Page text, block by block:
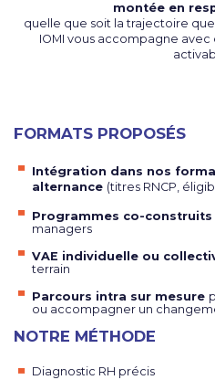
montée en
quelle que soit la trajectoire
IOMI vous accompagne
FORMATS PROPOSÉS
Intégration dans nos
alternance (titres RNCP,
Programmes co-construits
managers
VAE individuelle ou
terrain
Parcours intra sur mesure
ou accompagner un
NOTRE MÉTHODE
Diagnostic RH précis